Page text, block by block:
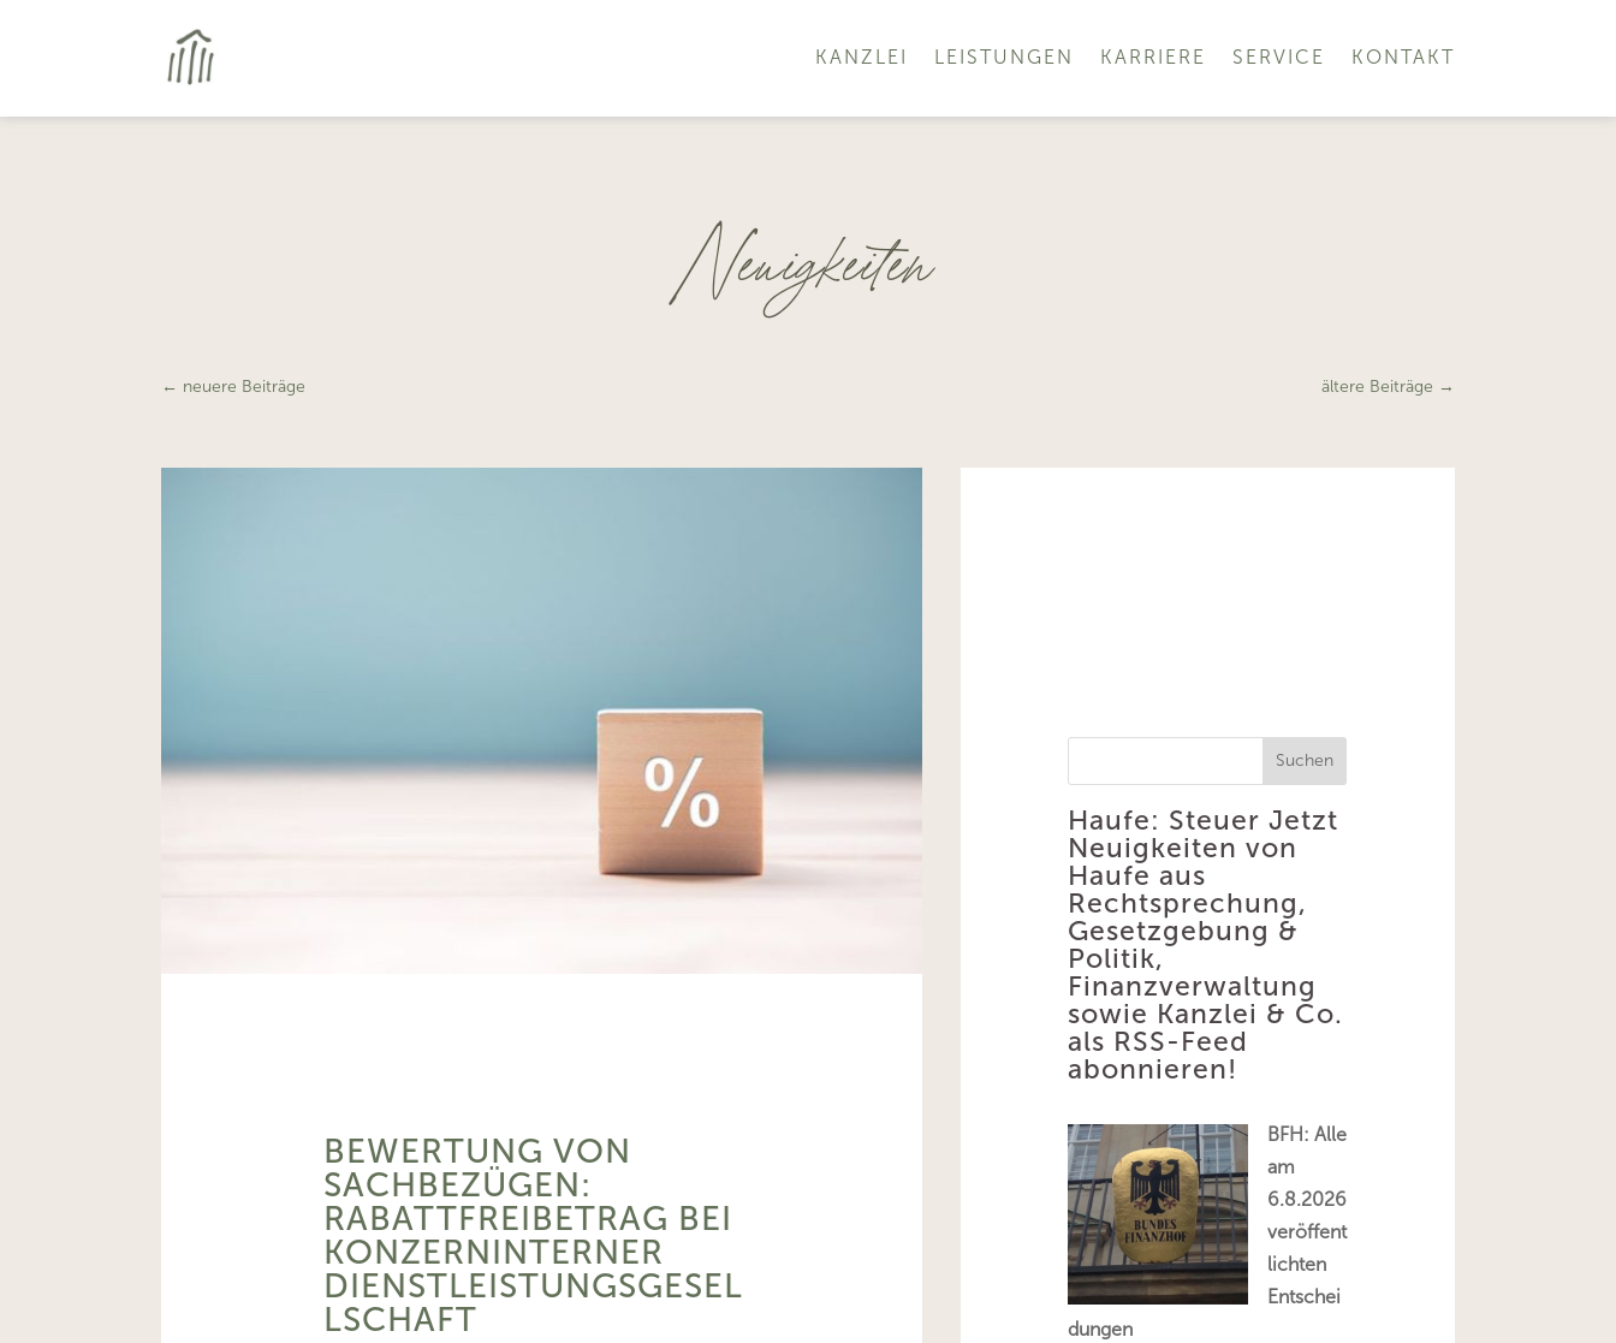
KANZLEI LEISTUNGEN KARRIERE SERVICE KONTAKT
Neuigkeiten
← neuere Beiträge ältere Beiträge →
BEWERTUNG VON
SACHBEZÜGEN:
RABATTFREIBETRAG BEI
KONZERNINTERNER
DIENSTLEISTUNGSGESEL
LSCHAFT
Suchen
Haufe: Steuer Jetzt
Neuigkeiten von
Haufe aus
Rechtsprechung,
Gesetzgebung &
Politik,
Finanzverwaltung
sowie Kanzlei & Co.
als RSS-Feed
abonnieren!
BFH: Alle
am
6.8.2026
veröffent
lichten
Entschei
dungen